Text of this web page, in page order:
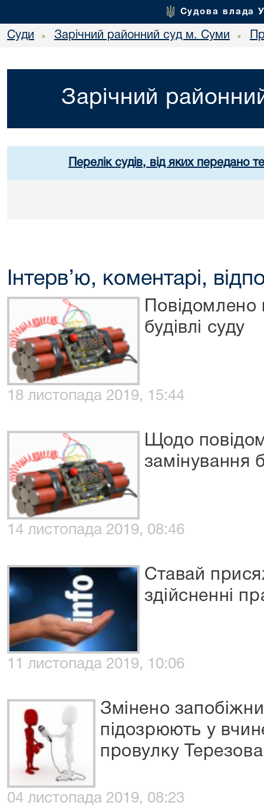
Судова влада
Суди • Зарічний районний суд м. Суми •
Зарічний
Перелік судів, від яких передано
Інтерв’ю, коментарі,
будівлі суду
18 листопада 2019, 15:44
Щодо
замінування
14 листопада 2019, 08:46
Ставай
здійсненні
11 листопада 2019, 10:06
Змінено
підозрюють у
провулку
04 листопада 2019, 08:23